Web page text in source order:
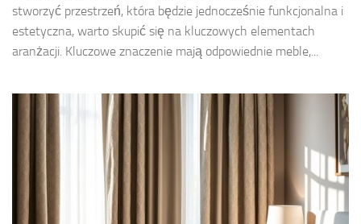
stworzyć przestrzeń, która będzie jednocześnie funkcjonalna i
estetyczna, warto skupić się na kluczowych elementach
aranżacji. Kluczowe znaczenie mają odpowiednie meble,...